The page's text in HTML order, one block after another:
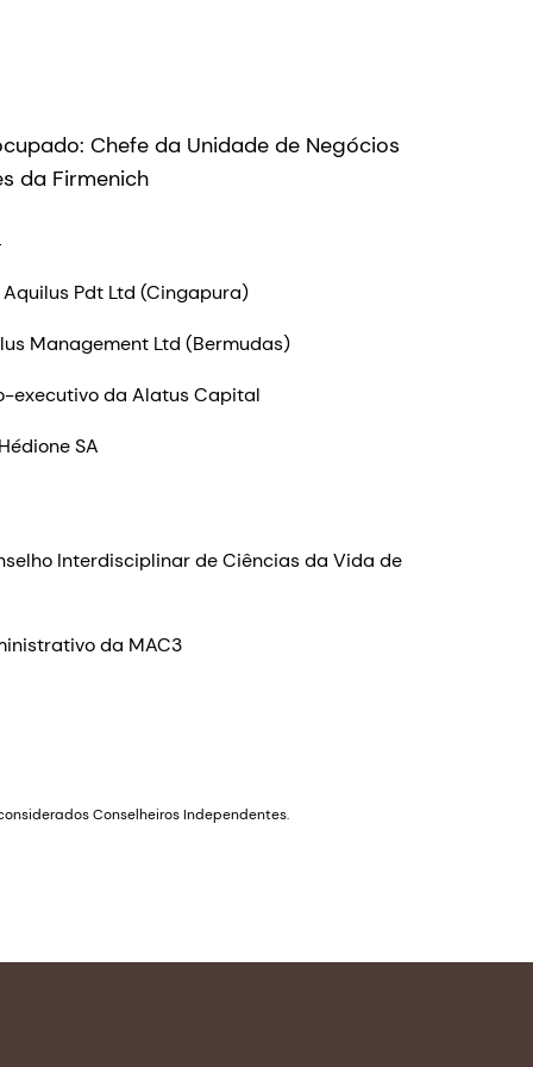
Chefe da Unidade de Negócios
da Firmenich
Pdt Ltd (Cingapura)
Management Ltd (Bermudas)
executivo da Alatus Capital
SA
Interdisciplinar de Ciências da Vida de
da MAC3
Conselheiros Independentes.